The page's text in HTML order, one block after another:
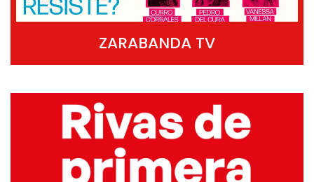
ZARABANDA TV